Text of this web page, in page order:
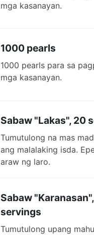
mga kasanayan.
1000 pearls
1000 pearls para sa
mga kasanayan.
Sabaw "Lakas", 20
Tumutulong na mas
ang malalaking isda.
araw ng laro.
Sabaw
servings
Tumutulong upang